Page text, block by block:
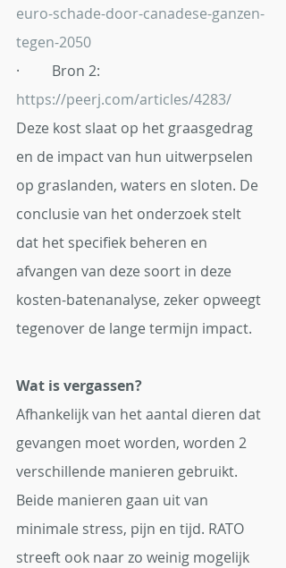
euro-schade-door-canadese-ganzen-
tegen-2050
·         Bron 2:
https://peerj.com/articles/4283/
Deze kost slaat op het graasgedrag
en de impact van hun uitwerpselen
op graslanden, waters en sloten. De
conclusie van het onderzoek stelt
dat het specifiek beheren en
afvangen van deze soort in deze
kosten-batenanalyse, zeker opweegt
tegenover de lange termijn impact.
Wat is vergassen?
Afhankelijk van het aantal dieren dat
gevangen moet worden, worden 2
verschillende manieren gebruikt.
Beide manieren gaan uit van
minimale stress, pijn en tijd. RATO
streeft ook naar zo weinig mogelijk